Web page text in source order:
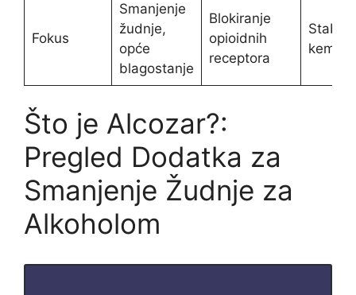
Fokus
Smanjenje
žudnje,
opće
blagostanje
Blokiranje
opioidnih
receptora
kemije
Što je Alcozar?:
Pregled Dodatka za
Smanjenje Žudnje za
Alkoholom